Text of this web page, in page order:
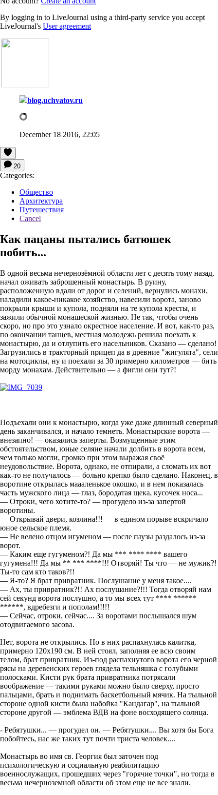
By logging in to LiveJournal using a third-party service you accept
LiveJournal's User agreement
blog.uchvatov.ru
December 18 2016, 22:05
20
Categories:
Общество
Архитектура
Путешествия
Cancel
Как пацаны пытались батюшек
побить...
В одной весьма нечернозёмной области лет с десять тому назад,
начал оживать заброшенный монастырь. В руину,
расположенную вдали от дорог и селений, вернулись монахи,
наладили какое-никакое хозяйство, навесили ворота, заново
покрыли крыши и купола, подняли на те купола кресты, и
зажили обычной монашеской жизнью. Не так, чтобы очень
скоро, но про это узнало окрестное население. И вот, как-то раз,
по окончании танцев, местная молодежь решила поехать к
монастырю, да и отлупить его насельников. Сказано — сделано!
Загрузились в тракторный прицеп да в древние "жигулята", сели
на мотоциклы, ну и поехали за 30 примерно километров — бить
морду монахам. Действительно — а фигли они тут?!
Подъехали они к монастырю, когда уже даже длинный северный
день заканчивался, и начало темнеть. Монастырские ворота —
внезапно! — оказались заперты. Возмущенные этим
обстоятельством, юные селяне начали долбить в ворота всем,
чем только могли, громко при этом выражая своё
неудовольствие. Ворота, однако, не отпирали, а сломать их вот
как-то не получалось — больно крепко было сделано. Наконец, в
воротине открылась маааленькое окошко, и в нем показалась
часть мужского лица — глаз, бородатая щека, кусочек носа...
— Отроки, чего хотите-то? — прогудело из-за запертой
воротины.
— Открывай двери, козлина!!! — в едином порыве вскричало
юное сельское племя.
— Не велено отцом игуменом — после паузы раздалось из-за
ворот.
— Каким еще гугуменом?! Да мы *** **** **** вашего
гугумена!!! Да мы ** *** ****!!! Отворяй! Ты что — не мужик?!
Ты-то сам кто таков?!!
— Я-то? Я брат привратник. Послушание у меня такое....
— Ах, ты привратник?!! Ах послушание?!!! Тогда отворяй нам
сей секунд ворота послушно, а то мы всех тут **** ******
******, вдребезги и пополам!!!!!
— Сейчас, отроки, сейчас.... За воротами послышался шум
отодвигаемого засова.
Нет, ворота не открылись. Но в них распахнулась калитка,
примерно 120х190 см. В ней стоял, заполняя ее всю своим
телом, брат привратник. Из-под распахнутого ворота его черной
рясы на деревенских героев глядела тельняшка с голубыми
полосками. Кисти рук брата привратника потрясали
воображение — такими руками можно было сверху, просто
пальцами, брать и поднимать баскетбольный мячик. На тыльной
стороне одной кисти была набойка "Кандагар", на тыльной
стороне другой — эмблема ВДВ на фоне восходящего солнца.
- Ребятушки... — прогудел он. — Ребятушки.... Вы хотя бы Бога
побойтесь, нас же таких тут почти триста человек....
Монастырь во имя св. Георгия был заточен под
психологическую и социальную реабилитацию
военнослужащих, прошедших через "горячие точки", но тогда в
весьма нечерноземной области об этом еще не все знали.